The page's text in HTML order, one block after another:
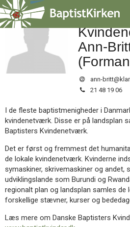
Spring
menu
over
indhold
tilbage
1.0:
Forside
2.0:
Nyheder
3.0:
Kalender
5.0:
Værktøjskassen
6.0:
Mission
7.0:
Om
BaptistKirken
8.0:
Kontakt
9.0:
Forside
10.0:
Nyheder
11.0:
Danske
Ann-
ann-
Tlf.:
21 48 19 06
I de fleste baptistmenigheder i
kvindenetværk. Disse er på landsplan
Baptisters Kvindenetværk.
Det er først og fremmest det
de lokale kvindenetværk. Kvinderne
symaskiner, skrivemaskiner og andet,
udviklingslande som Burundi og
regionalt plan og landsplan samles de
forskellige stævner, kurser og
Læs mere om Danske Baptisters